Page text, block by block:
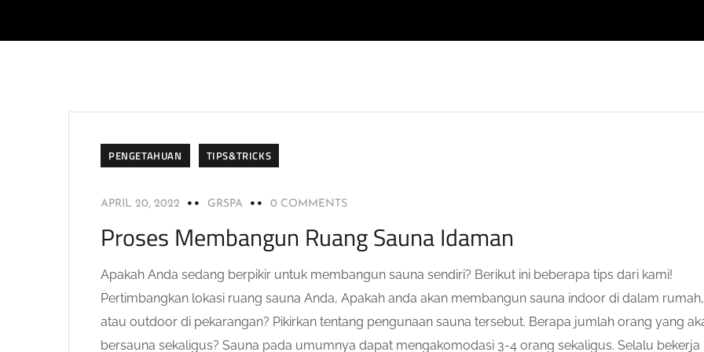
PENGETAHUAN TIPS&TRICKS
APRIL 20, 2022 GRSPA 0 COMMENTS
Proses Membangun Ruang Sauna Idaman
Apakah Anda sedang berpikir untuk membangun sauna sendiri? Berikut ini beberapa tips dari kami!
Pertimbangkan lokasi ruang sauna Anda, Apakah anda akan membangun sauna indoor di dalam rumah,
atau outdoor di pekarangan? Pikirkan tentang pengunaan sauna tersebut. Berapa jumlah orang yang
bersauna sekaligus? Sauna pada umumnya dapat mengakomodasi 3-4 orang sekaligus. Selalu bekerja